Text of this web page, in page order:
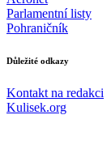
Parlamentní listy
Pohraničník
Důležité odkazy
Kontakt na redakci
Kulisek.org